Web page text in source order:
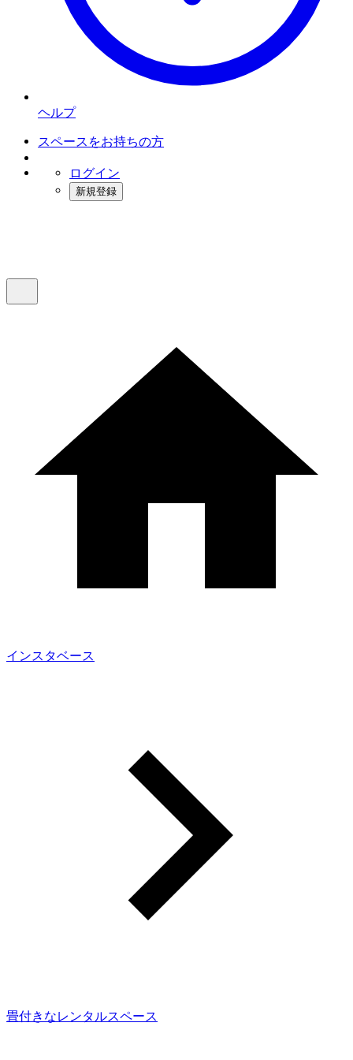
ヘルプ
スペースをお持ちの方
ログイン
新規登録
インスタベース
畳付きなレンタルスペース